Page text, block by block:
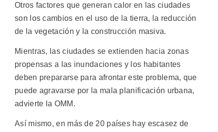
Otros factores que generan calor en las ciudades
son los cambios en el uso de la tierra, la reducción
de la vegetación y la construcción masiva.
Mientras, las ciudades se extienden hacia zonas
propensas a las inundaciones y los habitantes
deben prepararse para afrontar este problema, que
puede agravarse por la mala planificación urbana,
advierte la OMM.
Así mismo, en más de 20 países hay escasez de